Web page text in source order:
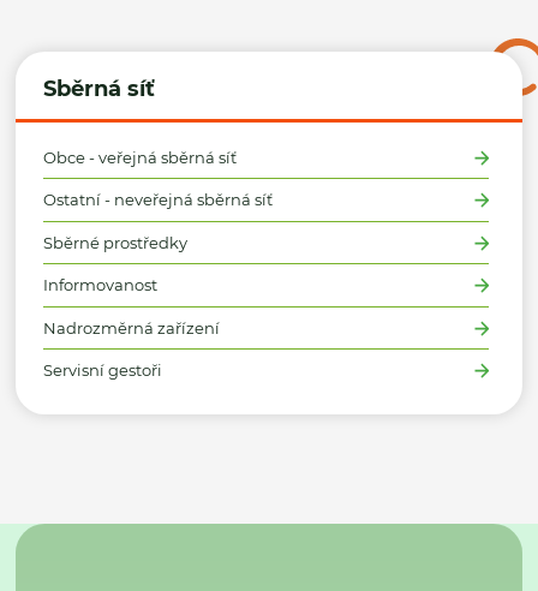
Sběrná síť
Obce - veřejná sběrná síť
Ostatní - neveřejná sběrná síť
Sběrné prostředky
Informovanost
Nadrozměrná zařízení
Servisní gestoři